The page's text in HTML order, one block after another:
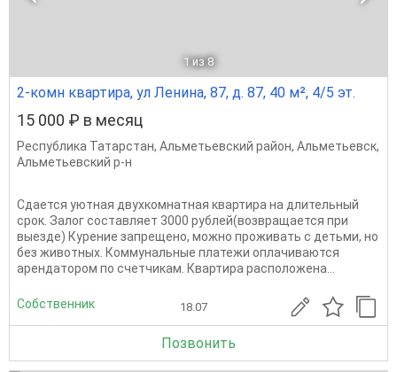
1 из 8
2-комн квартира, ул Ленина, 87, д. 87, 40 м², 4/5 эт.
15 000 ₽ в месяц
Республика Татарстан, Альметьевский район, Альметьевск,
Альметьевский р-н
Сдается уютная двухкомнатная квартира на длительный
срок. Залог составляет 3000 рублей(возвращается при
выезде) Курение запрещено, можно проживать с детьми, но
без животных. Коммунальные платежи оплачиваются
арендатором по счетчикам. Квартира расположена...
Собственник 18.07
Позвонить